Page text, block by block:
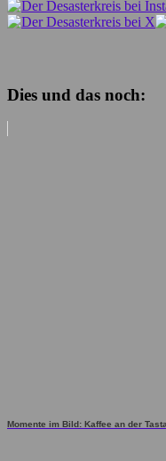
Dies und das noch:
Momente im Bild: Kaffee an der